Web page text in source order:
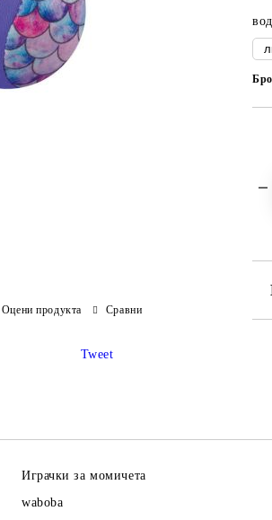
Оцени продукта Сравни
Tweet
Играчки за момичета
waboba